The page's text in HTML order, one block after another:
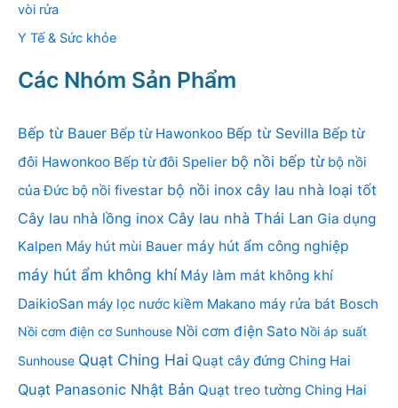
vòi rửa
Y Tế & Sức khỏe
Các Nhóm Sản Phẩm
Bếp từ Bauer Bếp từ Hawonkoo Bếp từ Sevilla Bếp từ
đôi Hawonkoo Bếp từ đôi Spelier bộ nồi bếp từ bộ nồi
của Đức bộ nồi fivestar bộ nồi inox cây lau nhà loại tốt
Cây lau nhà lồng inox Cây lau nhà Thái Lan Gia dụng
Kalpen Máy hút mùi Bauer máy hút ẩm công nghiệp
máy hút ẩm không khí Máy làm mát không khí
DaikioSan máy lọc nước kiềm Makano máy rửa bát Bosch
Nồi cơm điện cơ Sunhouse Nồi cơm điện Sato Nồi áp suất
Sunhouse Quạt Ching Hai Quạt cây đứng Ching Hai
Quạt Panasonic Nhật Bản Quạt treo tường Ching Hai